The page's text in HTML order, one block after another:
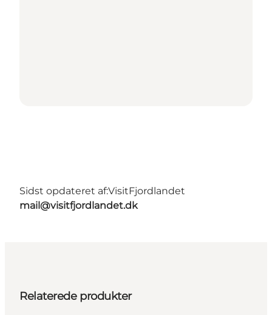
Sidst opdateret af:VisitFjordlandet
mail@visitfjordlandet.dk
Relaterede produkter